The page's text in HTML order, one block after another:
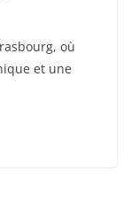
où
et une